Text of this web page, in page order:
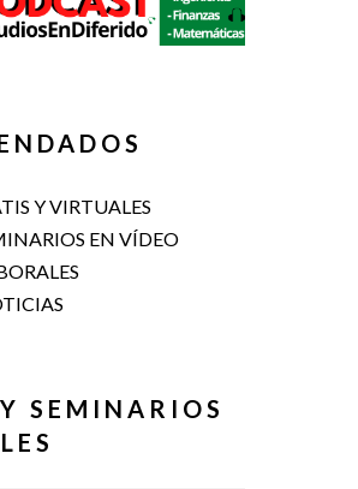
Y VIRTUALES
EN VÍDEO
SEMINARIOS